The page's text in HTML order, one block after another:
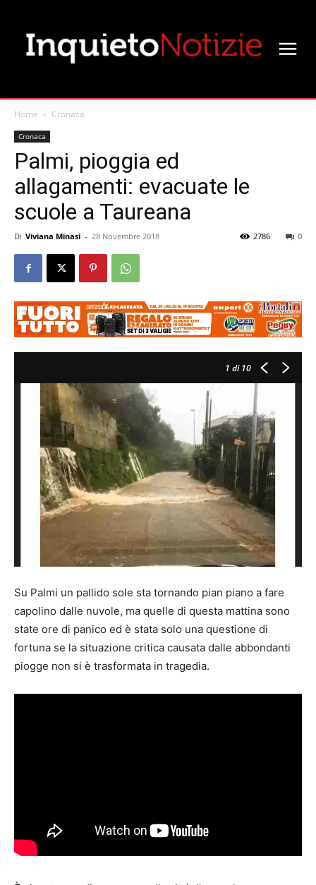
Home Cronaca
Cronaca
Palmi, pioggia ed
allagamenti: evacuate le
scuole a Taureana
Di Viviana Minasi - 28 Novembre 2018 0
2786
1 di 10
Su Palmi un pallido sole sta tornando pian piano a fare
capolino dalle nuvole, ma quelle di questa mattina sono
state ore di panico ed è stata solo una questione di
fortuna se la situazione critica causata dalle abbondanti
piogge non si è trasformata in tragedia.